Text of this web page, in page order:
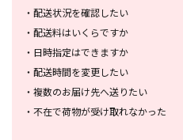
・ 配送状況を確認したい
・ 配送料はいくらですか
・ 日時指定はできますか
・ 配送時間を変更したい
・ 複数のお届け先へ送りたい
・ 不在で荷物が受け取れなかった